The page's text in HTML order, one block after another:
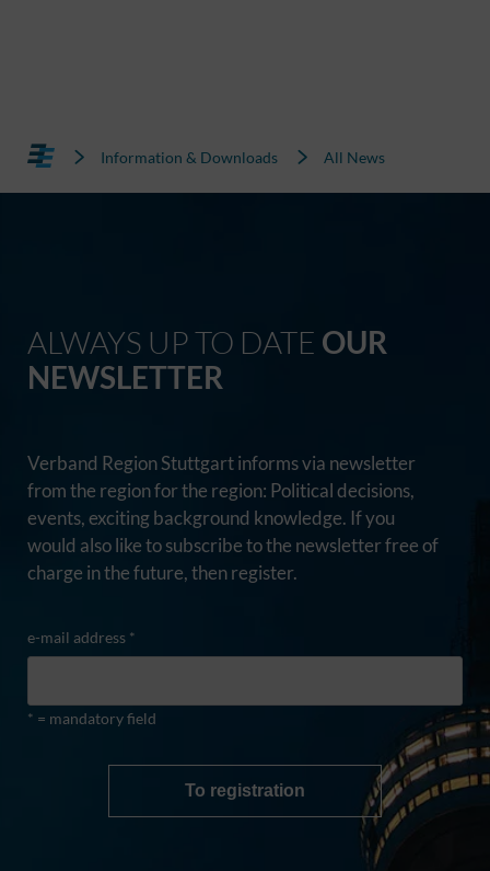
Information & Downloads All News
ALWAYS UP TO DATE OUR
NEWSLETTER
Verband Region Stuttgart informs via newsletter
from the region for the region: Political decisions,
events, exciting background knowledge. If you
would also like to subscribe to the newsletter free of
charge in the future, then register.
e-mail address *
* = mandatory field
To registration